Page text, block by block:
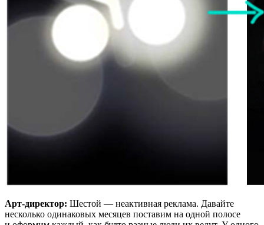
Арт-директор: Шестой — неактивная реклама. Давайте
несколько одинаковых месяцев поставим на одной полосе